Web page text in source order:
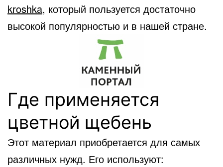
kroshka, который пользуется достаточно
высокой популярностью и в нашей стране.
Где применяется
цветной щебень
Этот материал приобретается для самых
различных нужд. Его используют: